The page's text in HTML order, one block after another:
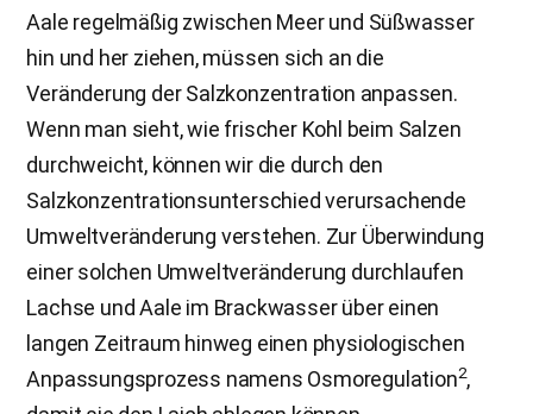
Aale regelmäßig zwischen Meer und Süßwasser
hin und her ziehen, müssen sich an die
Veränderung der Salzkonzentration anpassen.
Wenn man sieht, wie frischer Kohl beim Salzen
durchweicht, können wir die durch den
Salzkonzentrationsunterschied verursachende
Umweltveränderung verstehen. Zur Überwindung
einer solchen Umweltveränderung durchlaufen
Lachse und Aale im Brackwasser über einen
langen Zeitraum hinweg einen physiologischen
Anpassungsprozess namens Osmoregulation2,